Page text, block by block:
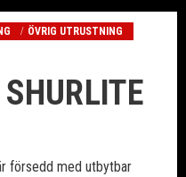
ÖVRIG UTRUSTNING
försedd med utbytbar